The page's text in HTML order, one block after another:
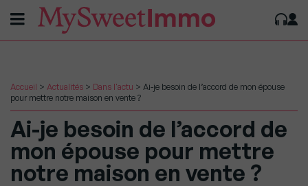
Accueil > Actualités > Dans l'actu > Ai-je besoin de l’accord de mon épouse
pour mettre notre maison en vente ?
Ai-je besoin de l’accord de
mon épouse pour mettre
notre maison en vente ?